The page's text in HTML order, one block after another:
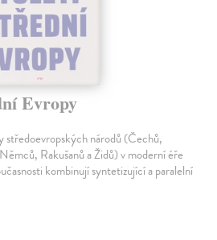
Evropy
středoevropských národů (Čechů,
Rakušanů a Židů) v moderní éře
kombinují syntetizující a paralelní